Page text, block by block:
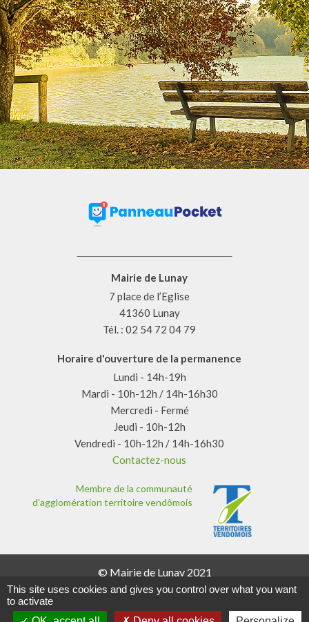
Mairie de Lunay
7 place de l’Eglise
41360 Lunay
Tél. : 02 54 72 04 79
Horaire d'ouverture de la permanence
Lundi - 14h-19h
Mardi - 10h-12h / 14h-16h30
Mercredi - Fermé
Jeudi - 10h-12h
Vendredi - 10h-12h / 14h-16h30
Contactez-nous
Membre de la communauté
d'agglomération territoire vendômois
© Mairie de Lunay 2021
Mentions légales
Données personnelles
Plan du site
This site uses cookies and gives you control over what you want
to activate